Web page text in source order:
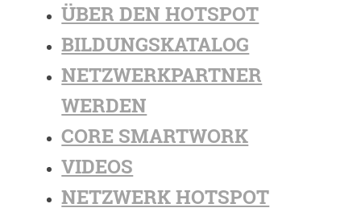
ÜBER DEN HOTSPOT
BILDUNGSKATALOG
NETZWERKPARTNER
WERDEN
CORE SMARTWORK
VIDEOS
NETZWERK HOTSPOT